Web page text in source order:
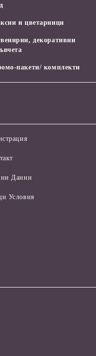
и цветарници
декоративни
пакети/ комплекти
Данни
Условия